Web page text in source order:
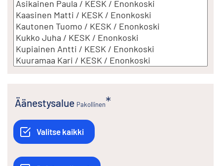
Äänestysalue Pakollinen